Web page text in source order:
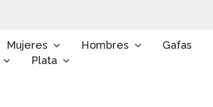
Mujeres Hombres Gafas
Plata